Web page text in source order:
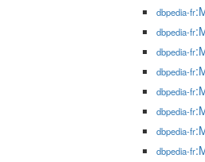
dbpedia-fr
dbpedia-fr
dbpedia-fr
dbpedia-fr
dbpedia-fr
dbpedia-fr
dbpedia-fr
dbpedia-fr